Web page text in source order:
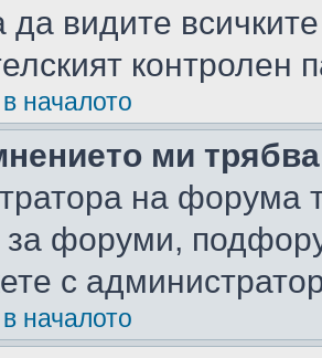
да видите
контролен
началото
ми
на форума
за форуми,
с
началото